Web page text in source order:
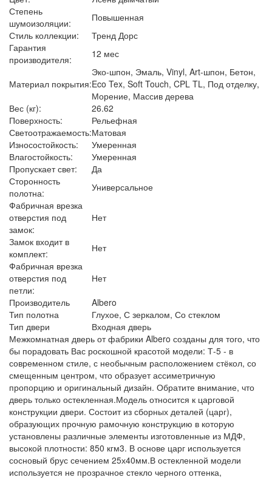
Степень
шумоизоляции:
Повышенная
Стиль коллекции:
Тренд Дорс
Гарантия
производителя:
12 мес
Материал покрытия:
Эко-шпон, Эмаль, Vinyl, Art-шпон, Бетон,
Eco Tex, Soft Touch, CPL TL, Под отделку,
Морение, Массив дерева
Вес (кг):
26.62
Поверхность:
Рельефная
Светоотражаемость:Матовая
Износостойкость:
Умеренная
Влагостойкость:
Умеренная
Пропускает свет:
Да
Сторонность
полотна:
Универсальное
Фабричная врезка
отверстия под
замок:
Нет
Замок входит в
комплект:
Нет
Фабричная врезка
отверстия под
петли:
Нет
Производитель
Albero
Тип полотна
Глухое, С зеркалом, Со стеклом
Тип двери
Входная дверь
Межкомнатная дверь от фабрики Albero созданы для того, что
бы порадовать Вас роскошной красотой модели: Т-5 - в
современном стиле, с необычным расположением стёкол, со
смещенным центром, что образует ассиметричную
пропорцию и оригинальный дизайн. Обратите внимание, что
дверь только остекленная.Модель относится к царговой
конструкции двери. Состоит из сборных деталей (царг),
образующих прочную рамочную конструкцию в которую
установлены различные элементы изготовленные из МДФ,
высокой плотности: 850 кгм3. В основе царг используется
сосновый брус сечением 25х40мм.В остекленной модели
используется не прозрачное стекло черного оттенка,